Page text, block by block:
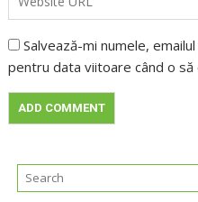
Salvează-mi numele,
pentru data viitoare când o să